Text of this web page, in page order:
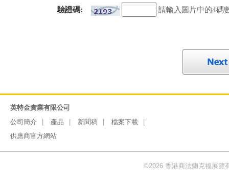
驗證碼: 請輸入圖片中的4碼
英特金實業有限公司
公司簡介
產品 新聞稿
檔案下載
供應商官方網站
©2026 香港商法蘭克福展覽